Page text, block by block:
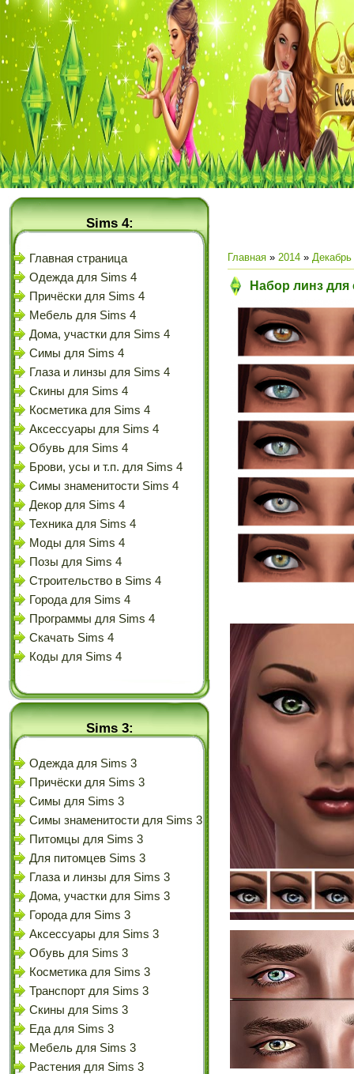
Sims 4:
Главная страница
Одежда для Sims 4
Причёски для Sims 4
Мебель для Sims 4
Дома, участки для Sims 4
Симы для Sims 4
Глаза и линзы для Sims 4
Скины для Sims 4
Косметика для Sims 4
Аксессуары для Sims 4
Обувь для Sims 4
Брови, усы и т.п. для Sims 4
Симы знаменитости Sims 4
Декор для Sims 4
Техника для Sims 4
Моды для Sims 4
Позы для Sims 4
Строительство в Sims 4
Города для Sims 4
Программы для Sims 4
Скачать Sims 4
Коды для Sims 4
Sims 3:
Одежда для Sims 3
Причёски для Sims 3
Симы для Sims 3
Симы знаменитости для Sims 3
Питомцы для Sims 3
Для питомцев Sims 3
Глаза и линзы для Sims 3
Дома, участки для Sims 3
Города для Sims 3
Аксессуары для Sims 3
Обувь для Sims 3
Косметика для Sims 3
Транспорт для Sims 3
Скины для Sims 3
Еда для Sims 3
Мебель для Sims 3
Растения для Sims 3
Главная » 2014 » Декабрь
Набор линз для